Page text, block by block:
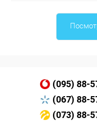
(095) 88-
(067) 88-
(073) 88-